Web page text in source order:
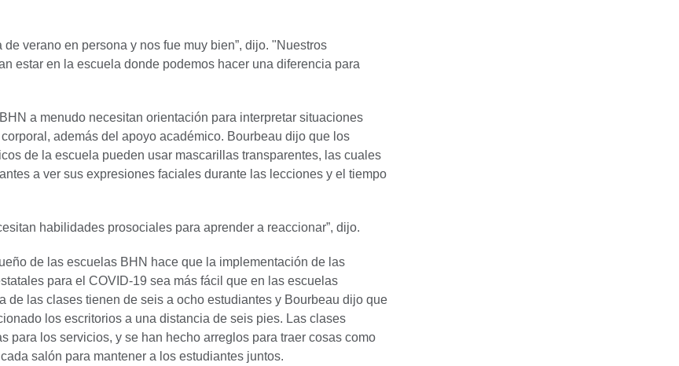
de verano en persona y nos fue muy bien”, dijo. "Nuestros
estar en la escuela donde podemos hacer una diferencia para
a menudo necesitan orientación para interpretar situaciones
además del apoyo académico. Bourbeau dijo que los
de la escuela pueden usar mascarillas transparentes, las cuales
a ver sus expresiones faciales durante las lecciones y el tiempo
habilidades prosociales para aprender a reaccionar”, dijo.
de las escuelas BHN hace que la implementación de las
para el COVID-19 sea más fácil que en las escuelas
de las clases tienen de seis a ocho estudiantes y Bourbeau dijo que
los escritorios a una distancia de seis pies. Las clases
para los servicios, y se han hecho arreglos para traer cosas como
salón para mantener a los estudiantes juntos.